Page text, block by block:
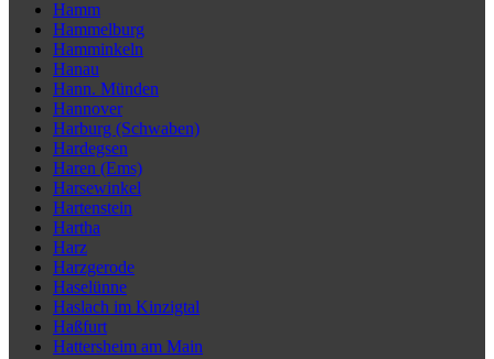
Hamm
Hammelburg
Hamminkeln
Hanau
Hann. Münden
Hannover
Harburg (Schwaben)
Hardegsen
Haren (Ems)
Harsewinkel
Hartenstein
Hartha
Harz
Harzgerode
Haselünne
Haslach im Kinzigtal
Haßfurt
Hattersheim am Main